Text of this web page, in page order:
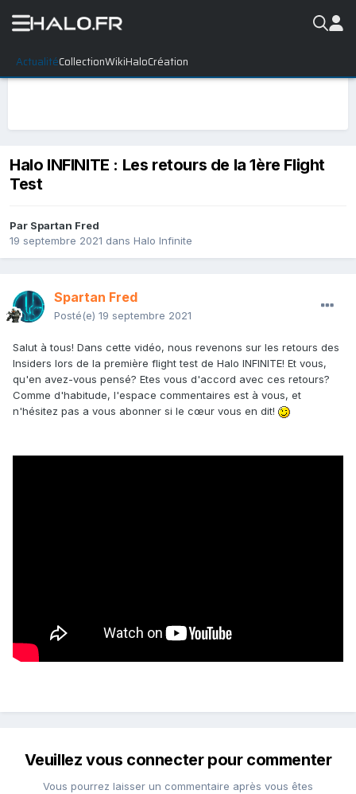
ActualitéCollectionWikiHaloCréation
Halo INFINITE : Les retours de la 1ère Flight
Test
Par Spartan Fred
19 septembre 2021 dans Halo Infinite
Spartan Fred
Posté(e) 19 septembre 2021
Salut à tous! Dans cette vidéo, nous revenons sur les retours des
Insiders lors de la première flight test de Halo INFINITE! Et vous,
qu'en avez-vous pensé? Etes vous d'accord avec ces retours?
Comme d'habitude, l'espace commentaires est à vous, et
n'hésitez pas a vous abonner si le cœur vous en dit!
Veuillez vous connecter pour commenter
Vous pourrez laisser un commentaire après vous êtes